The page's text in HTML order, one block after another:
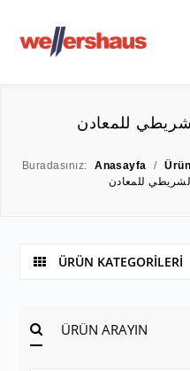
للمعادن
Buradasınız: Anasayfa /
للمعادن
ÜRÜN KATEGORİLERİ
ÜRÜN ARAYIN